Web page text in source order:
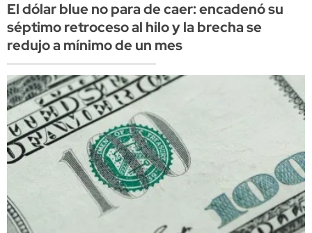
El dólar blue no para de caer: encadenó su
séptimo retroceso al hilo y la brecha se
redujo a mínimo de un mes